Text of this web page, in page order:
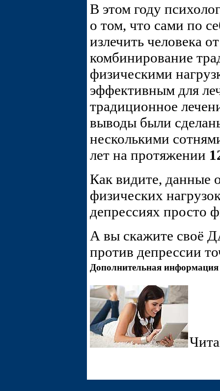
В этом году
о том, что сами по
излечить человека
комбинирование
физическими
эффективным для
традиционное
выводы были
несколькими
лет на протяжении
Как видите, данные
физических
депрессиях просто
А вы скажите своё
против депрессии
Дополнительная информация